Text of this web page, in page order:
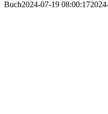
Buch2024-07-19 08:00:17